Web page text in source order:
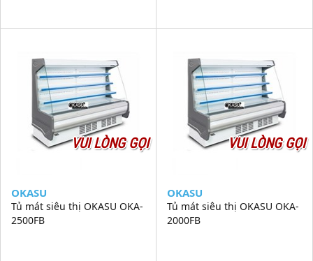
VUI LÒNG GỌI
OKASU
Tủ mát siêu thị OKASU OKA-
2500FB
VUI LÒNG GỌI
OKASU
Tủ mát siêu thị OKASU OKA-
2000FB